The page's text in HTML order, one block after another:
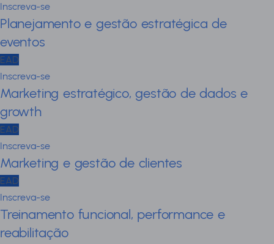
Inscreva-se
Planejamento e gestão estratégica de
eventos
EAD
Inscreva-se
Marketing estratégico, gestão de dados e
growth
EAD
Inscreva-se
Marketing e gestão de clientes
EAD
Inscreva-se
Treinamento funcional, performance e
reabilitação